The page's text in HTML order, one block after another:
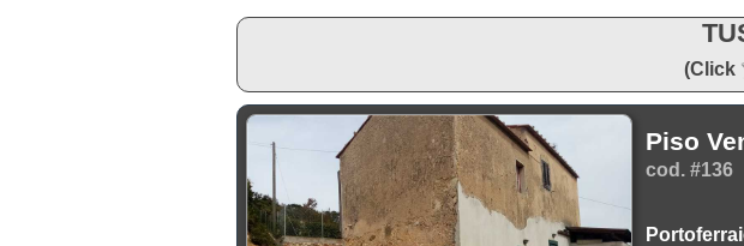
(Click
Piso
cod. #136